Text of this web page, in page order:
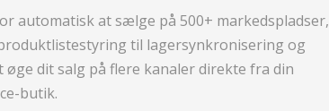
automatisk at sælge på 500+ markedspladser,
til lagersynkronisering og
dit salg på flere kanaler direkte fra din
butik.